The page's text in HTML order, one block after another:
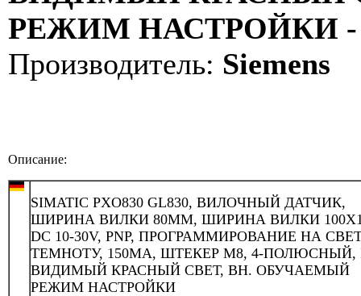
РЕЖИМ НАСТРОЙКИ -
Производитель: Siemens
Описание:
SIMATIC PXO830 GL830, ВИЛОЧНЫЙ ДАТЧИК,
ШИРИНА ВИЛКИ 80ММ, ШИРИНА ВИЛКИ
DC 10-30V, PNP, ПРОГРАММИРОВАНИЕ НА
ТЕМНОТУ, 150MA, ШТЕКЕР М8, 4-ПОЛЮСНЫЙ,
ВИДИМЫЙ КРАСНЫЙ СВЕТ, ВН. ОБУЧАЕМЫЙ
РЕЖИМ НАСТРОЙКИ